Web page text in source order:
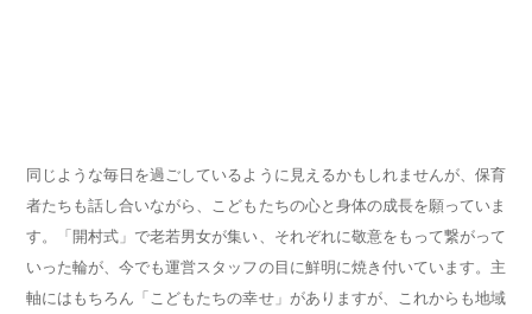
同じような毎日を過ごしているように見えるかもしれませんが、保育
者たちも話し合いながら、こどもたちの心と身体の成長を願っていま
す。「開村式」で老若男女が集い、それぞれに敬意をもって繋がって
いった輪が、今でも運営スタッフの目に鮮明に焼き付いています。主
軸にはもちろん「こどもたちの幸せ」がありますが、これからも地域